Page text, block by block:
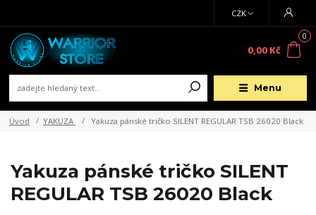
Menu
CZK
0
0,00 Kč
Úvod YAKUZA Yakuza pánské tričko SILENT REGULAR TSB 26020 Black
Yakuza pánské tričko SILENT
REGULAR TSB 26020 Black